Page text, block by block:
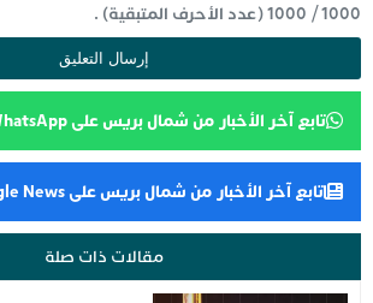
1000
/
1000(عدد الأحرف المتبقية) .
تابع آخر الأخبار من شمال بريس على WhatsApp
تابع آخر الأخبار من شمال بريس على Google News
مقالات ذات صلة